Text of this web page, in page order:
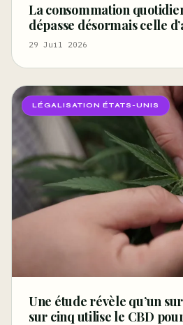
La consommation
dépasse désormais celle
cigarettes, selon un
29 Juil 2026
LÉGALISATION ÉTATS-UNIS
Une étude révèle qu’un
sur cinq utilise le CBD